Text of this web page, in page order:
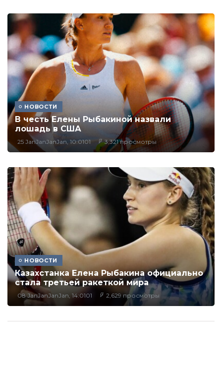
НОВОСТИ
В честь Елены Рыбакиной назвали
лошадь в США
25 JanJanJanJan, 10:0101 3,321 просмотры
НОВОСТИ
Казахстанка Елена Рыбакина официально
стала третьей ракеткой мира
08 JanJanJanJan, 14:0101 2,629 просмотры